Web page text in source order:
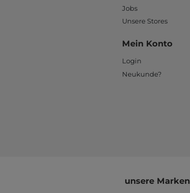
Jobs
Unsere Stores
Mein Konto
Login
Neukunde?
unsere Marken